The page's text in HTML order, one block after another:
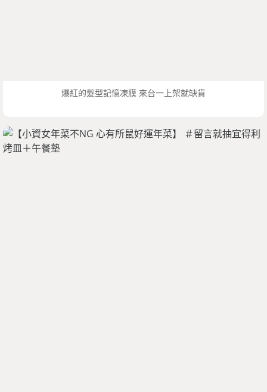
爆紅的髮型記憶凍膜 來台一上架就缺貨